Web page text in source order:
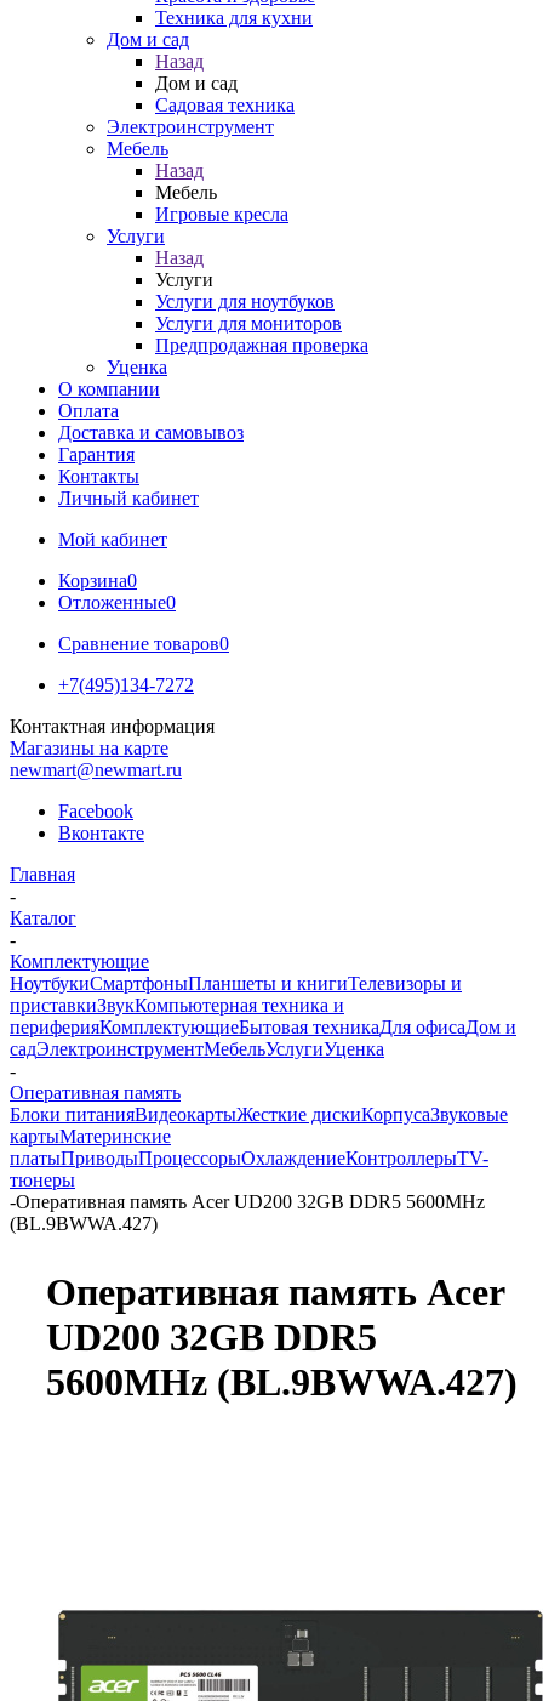
Техника для кухни
Дом и сад
Назад
Дом и сад
Садовая техника
Электроинструмент
Мебель
Назад
Мебель
Игровые кресла
Услуги
Назад
Услуги
Услуги для ноутбуков
Услуги для мониторов
Предпродажная проверка
Уценка
О компании
Оплата
Доставка и самовывоз
Гарантия
Контакты
Личный кабинет
Мой кабинет
Корзина0
Отложенные0
Сравнение товаров0
+7(495)134-7272
Контактная информация
Магазины на карте
newmart@newmart.ru
Facebook
Вконтакте
Главная
-
Каталог
-
Комплектующие
НоутбукиСмартфоныПланшеты и книгиТелевизоры и
приставкиЗвукКомпьютерная техника и
периферияКомплектующиеБытовая техникаДля офисаДом и
садЭлектроинструментМебельУслугиУценка
-
Оперативная память
Блоки питанияВидеокартыЖесткие дискиКорпусаЗвуковые
картыМатеринские
платыПриводыПроцессорыОхлаждениеКонтроллерыTV-
тюнеры
-Оперативная память Acer UD200 32GB DDR5 5600MHz
(BL.9BWWA.427)
Оперативная память Acer
UD200 32GB DDR5
5600MHz (BL.9BWWA.427)